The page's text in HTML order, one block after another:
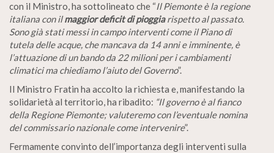
con il Ministro, ha sottolineato che “Il Piemonte è la regione
italiana con ilmaggior deficit di pioggiarispetto al passato.
Sono già stati messi in campo interventi come il Piano di
tutela delle acque, che mancava da 14 anni e imminente, è
l’attuazione di un bando da 22 milioni per i cambiamenti
climatici ma chiediamo l’aiuto del Governo”.
Il Ministro Fratin ha accolto la richiesta e, manifestando la
solidarietà al territorio, ha ribadito: “Il governo è al fianco
della Regione Piemonte; valuteremo con l’eventuale nomina
del commissario nazionale come intervenire”.
Fermamente convinto dell’importanza degli interventi sulla